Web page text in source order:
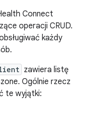
Connect
operacji CRUD.
każdy
zawiera listę
Ogólnie rzecz
te wyjątki: